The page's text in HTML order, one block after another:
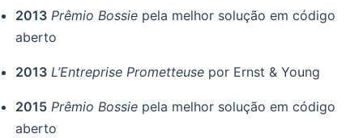
2013 Prêmio Bossie pela melhor solução em código
aberto
2013 L’Entreprise Prometteuse por Ernst & Young
2015 Prêmio Bossie pela melhor solução em código
aberto